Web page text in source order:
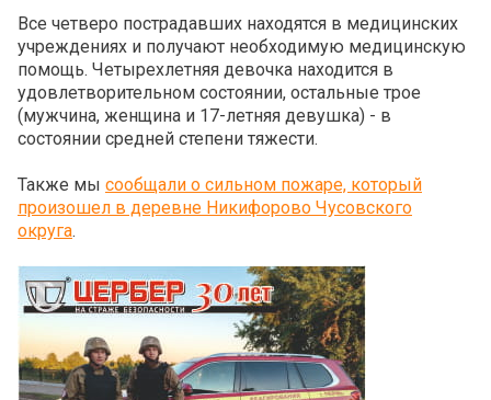
Все четверо пострадавших находятся в медицинских
учреждениях и получают необходимую медицинскую
помощь. Четырехлетняя девочка находится в
удовлетворительном состоянии, остальные трое
(мужчина, женщина и 17-летняя девушка) - в
состоянии средней степени тяжести.
Также мы сообщали о сильном пожаре, который
произошел в деревне Никифорово Чусовского
округа.